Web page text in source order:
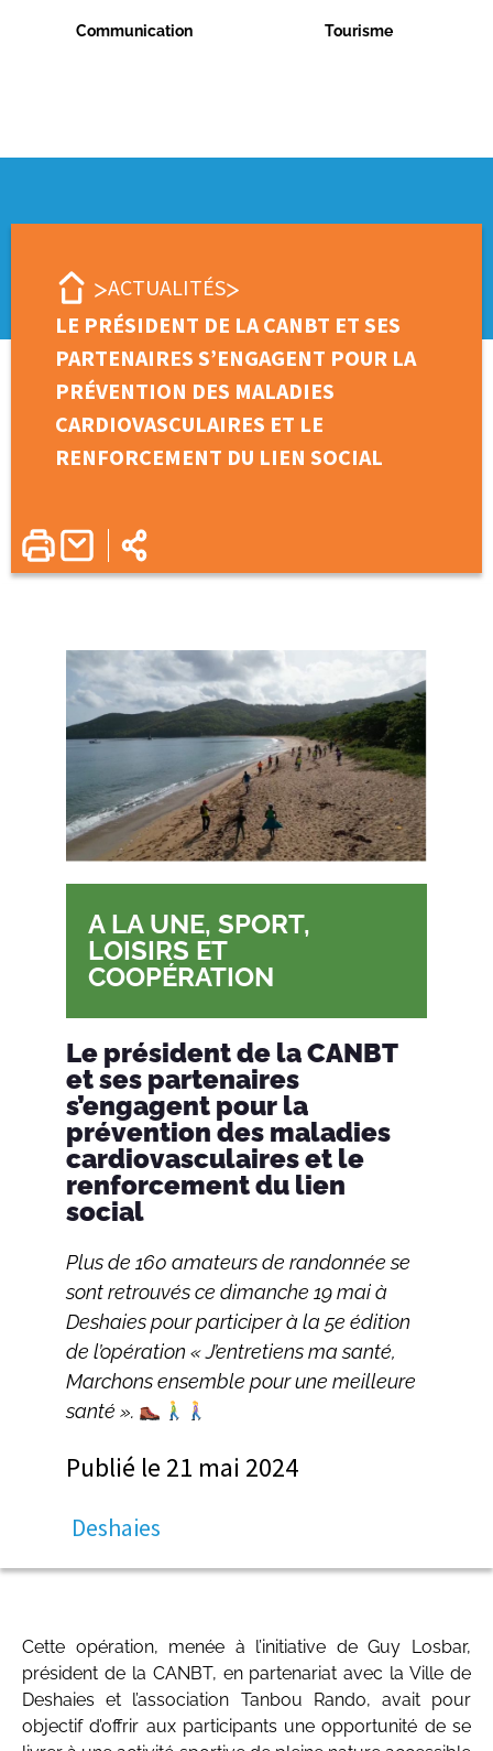
Communication Tourisme
ACTUALITÉS
LE PRÉSIDENT DE LA CANBT ET SES
PARTENAIRES S’ENGAGENT POUR LA
PRÉVENTION DES MALADIES
CARDIOVASCULAIRES ET LE
RENFORCEMENT DU LIEN SOCIAL
A LA UNE, SPORT,
LOISIRS ET
COOPÉRATION
Le président de la CANBT
et ses partenaires
s’engagent pour la
prévention des maladies
cardiovasculaires et le
renforcement du lien
social
Plus de 160 amateurs de randonnée se
sont retrouvés ce dimanche 19 mai à
Deshaies pour participer à la 5e édition
de l’opération « J’entretiens ma santé,
Marchons ensemble pour une meilleure
santé ».
Publié le 21 mai 2024
Deshaies
Cette opération, menée à l’initiative de Guy Losbar,
président de la CANBT, en partenariat avec la Ville de
Deshaies et l’association Tanbou Rando, avait pour
objectif d’offrir aux participants une opportunité de se